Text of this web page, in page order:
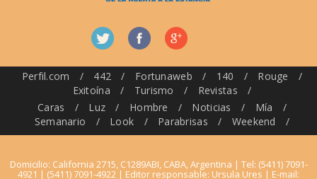
Perfil.com / 442 / Fortunaweb / 140 / Rouge
/
Exitoína
/ Turismo / Revistas
/
Caras
/ Luz / Hombre / Noticias / Mía
/
Semanario
/ Look / Parabrisas / Weekend /
Domicilio: California 2715, C1289ABI, CABA, Argentina | Tel: (5411) 7091-
4921 | (5411) 7091-4922 | Editor responsable: Ursula Ures | E-mail: